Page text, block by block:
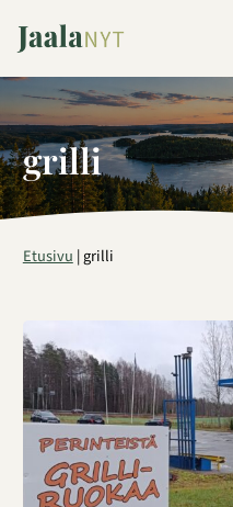
sisältöön
grilli
Etusivu|grilli